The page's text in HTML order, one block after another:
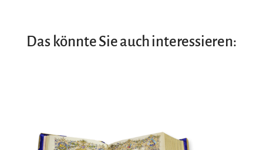
Das könnte Sie auch interessieren: